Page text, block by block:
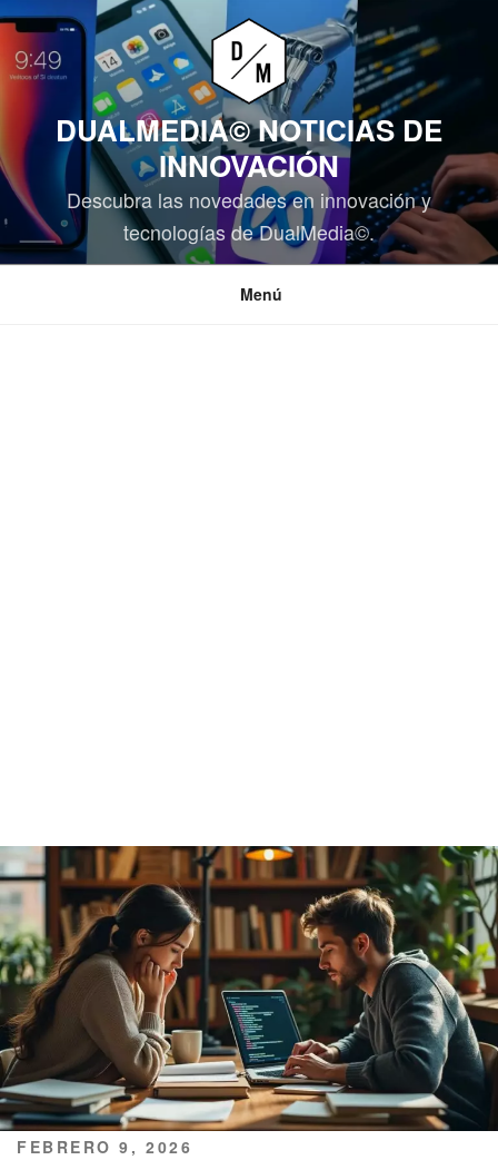
Saltar
contenido
DUALMEDIA© NOTICIAS DE
INNOVACIÓN
Descubra las novedades en innovación y
tecnologías de DualMedia©.
Menú
PUBLICADO
FEBRERO 9, 2026